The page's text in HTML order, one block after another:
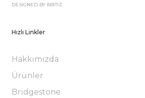
DESIGNED BY 8BITIZ
Hızlı Linkler
Hakkımızda
Ürünler
Bridgestone